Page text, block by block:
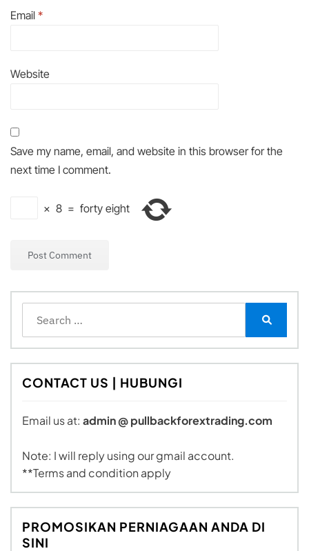
Email *
Website
Save my name, email, and website in this browser for the
next time I comment.
× 8 = forty eight
for:
CONTACT US | HUBUNGI
Email us at: admin @ pullbackforextrading.com
Note: I will reply using our gmail account.
**Terms and condition apply
PROMOSIKAN PERNIAGAAN ANDA DI
SINI